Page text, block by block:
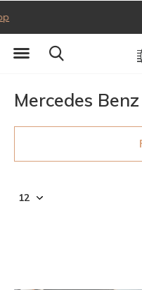
Mercedes